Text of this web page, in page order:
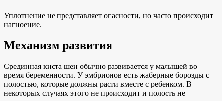
Уплотнение не представляет опасности, но часто происходит
нагноение.
Механизм развития
Срединная киста шеи обычно развивается у малышей во
время беременности. У эмбрионов есть жаберные борозды с
полостью, которые должны расти вместе с ребенком. В
некоторых случаях этого не происходит и полость не